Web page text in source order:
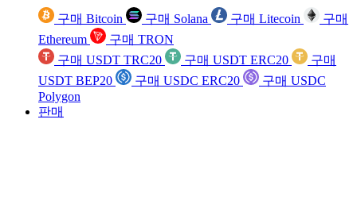
구매 Bitcoin 구매 Solana 구매 Litecoin
구매
Ethereum
구매 TRON
구매 USDT TRC20
구매 USDT ERC20
구매
USDT BEP20
구매 USDC ERC20
구매 USDC
Polygon
판매